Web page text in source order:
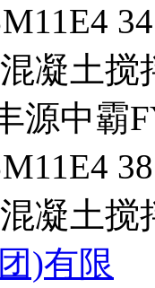
凝土
源中霸
凝土